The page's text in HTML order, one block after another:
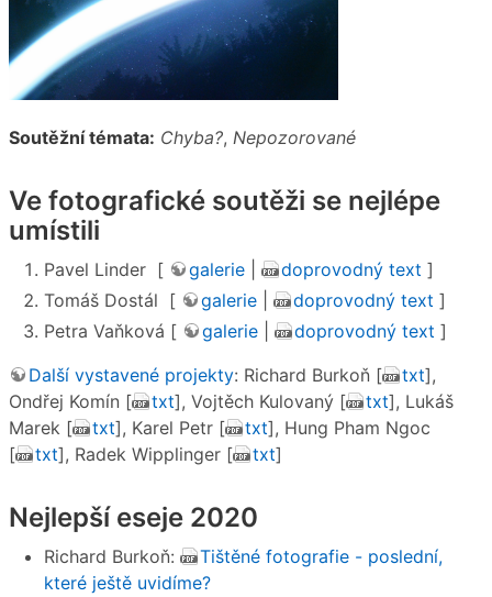
Soutěžní témata: Chyba?, Nepozorované
Ve fotografické soutěži se nejlépe
umístili
Pavel Linder [ galerie doprovodný text ]
Tomáš Dostál [
galerie doprovodný text ]
Petra Vaňková [
galerie doprovodný text ]
Další vystavené projekty: Richard Burkoň [ txt],
Ondřej Komín [
txt], Vojtěch Kulovaný [ txt], Lukáš
Marek [
txt], Karel Petr [ txt], Hung Pham Ngoc
[
txt], Radek Wipplinger [ txt]
Nejlepší eseje 2020
Richard Burkoň:
Tištěné fotografie - poslední,
které ještě uvidíme?